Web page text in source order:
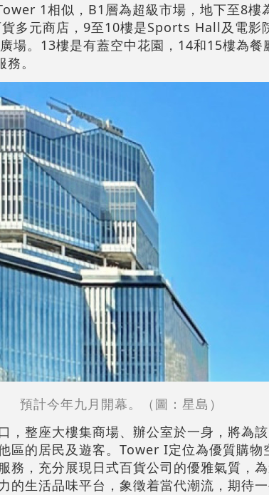
1相似，B1層為超級市場，地下至8
多元商店，9至10樓是Sports Hall及電影
場。13樓是有蓋空中花園，14和15樓為
。
預計今年九月開幕。（圖：星島）
，整座大樓集商場、辦公室於一身，將為
區的居民及遊客。Tower I定位為優質購物
務，充分展現日式百貨公司的優雅氣質，
生活品味平台，象徵着當代潮流，期待一